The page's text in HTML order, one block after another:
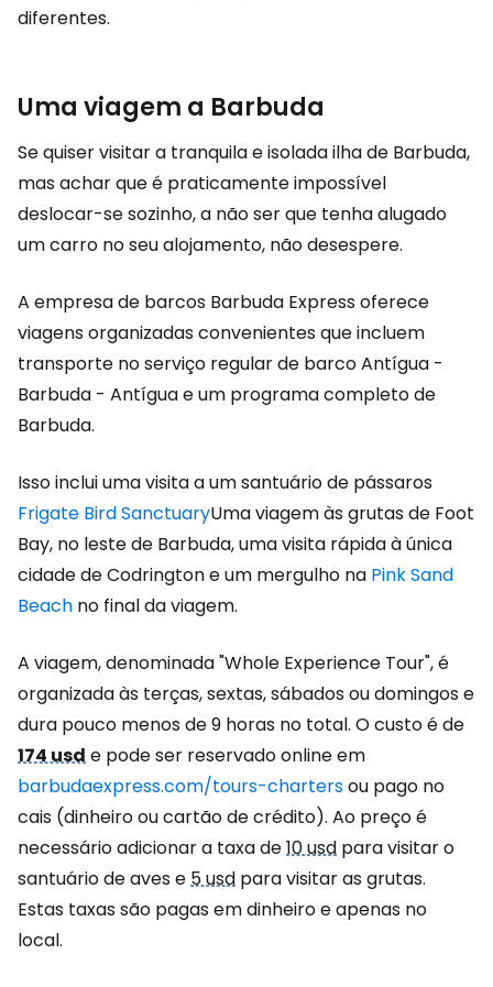
diferentes.
Uma viagem a Barbuda
Se quiser visitar a tranquila e isolada ilha de Barbuda,
mas achar que é praticamente impossível
deslocar-se sozinho, a não ser que tenha alugado
um carro no seu alojamento, não desespere.
A empresa de barcos Barbuda Express oferece
viagens organizadas convenientes que incluem
transporte no serviço regular de barco Antígua -
Barbuda - Antígua e um programa completo de
Barbuda.
Isso inclui uma visita a um santuário de pássaros
Frigate Bird SanctuaryUma viagem às grutas de Foot
Bay, no leste de Barbuda, uma visita rápida à única
cidade de Codrington e um mergulho na Pink Sand
Beach no final da viagem.
A viagem, denominada "Whole Experience Tour", é
organizada às terças, sextas, sábados ou domingos e
dura pouco menos de 9 horas no total. O custo é de
174 usde pode ser reservado online em
barbudaexpress.com/tours-chartersou pago no
cais (dinheiro ou cartão de crédito). Ao preço é
necessário adicionar a taxa de10 usd para visitar o
santuário de aves e5 usd para visitar as grutas.
Estas taxas são pagas em dinheiro e apenas no
local.